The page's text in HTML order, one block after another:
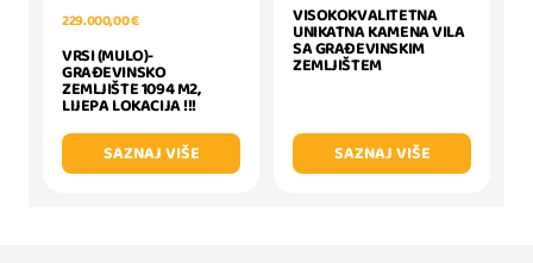
229.000,00 €
VRSI (MULO)-
GRAĐEVINSKO
ZEMLJIŠTE 1094 M2,
LIJEPA LOKACIJA !!!
SAZNAJ VIŠE
VISOKOKVALITETNA
UNIKATNA KAMENA VILA
SA GRAĐEVINSKIM
ZEMLJIŠTEM
SAZNAJ VIŠE